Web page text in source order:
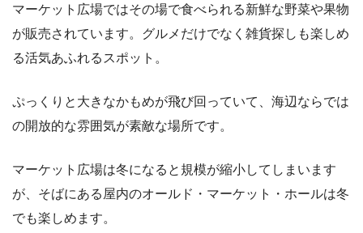
マーケット広場ではその場で食べられる新鮮な野菜や果物
が販売されています。グルメだけでなく雑貨探しも楽しめ
る活気あふれるスポット。
ぷっくりと大きなかもめが飛び回っていて、海辺ならでは
の開放的な雰囲気が素敵な場所です。
マーケット広場は冬になると規模が縮小してしまいます
が、そばにある屋内のオールド・マーケット・ホールは冬
でも楽しめます。